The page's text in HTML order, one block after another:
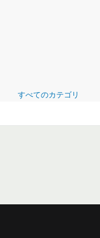
すべてのカテゴリ